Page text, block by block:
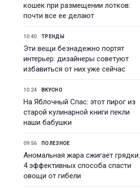
кошек при размещении лотков:
почти все ее делают
10:40 ТРЕНДЫ
Эти вещи безнадежно портят
интерьер: дизайнеры советуют
избавиться от них уже сейчас
10:24 ВКУСНО
На Яблочный Спас: этот пирог из
старой кулинарной книги пекли
наши бабушки
09:56 ПОЛЕЗНОЕ
Аномальная жара сжигает грядки:
4 эффективных способа спасти
овощи от гибели